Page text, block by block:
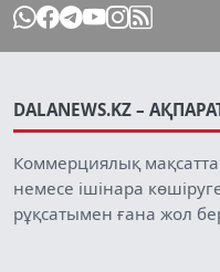
DALANEWS.KZ –
Коммерциялық
немесе ішінара
рұқсатымен ғана жол